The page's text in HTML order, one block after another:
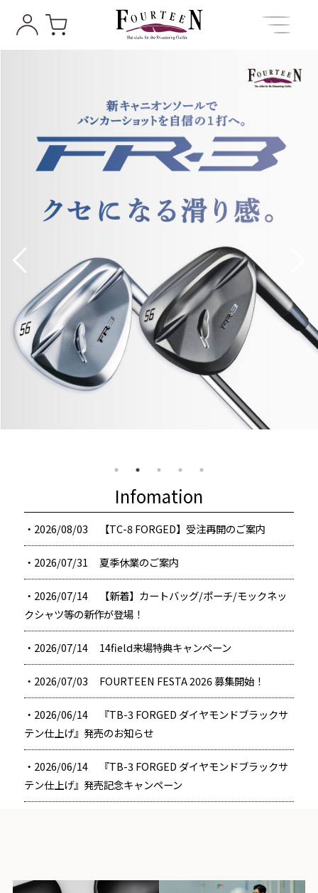
Infomation
・2026/08/03 【TC-8 FORGED】受注再開のご案内
・2026/07/31 夏季休業のご案内
・2026/07/14
【新着】カートバッグ/ポーチ/モックネッ
クシャツ等の新作が登場！
・2026/07/14 14field来場特典キャンペーン
・2026/07/03 FOURTEEN FESTA 2026 募集開始！
・2026/06/14
『TB-3 FORGED ダイヤモンドブラックサ
テン仕上げ』発売のお知らせ
・2026/06/14
『TB-3 FORGED ダイヤモンドブラックサ
テン仕上げ』発売記念キャンペーン